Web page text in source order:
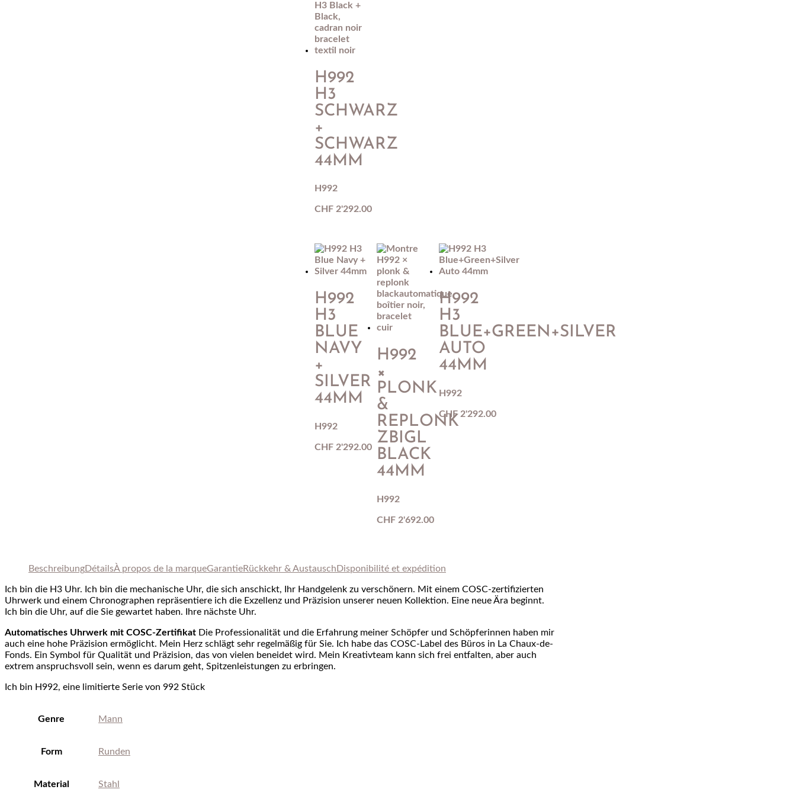
H992
H3
SCHWARZ
+
SCHWARZ
44MM
H992
CHF 2'292.00
H992
H3
BLUE
NAVY
+
SILVER
44MM
H992
CHF 2'292.00
H992
×
PLONK
&
REPLONK
ZBIGL
BLACK
44MM
H992
CHF 2'692.00
H992
H3
BLUE+GREEN+SILVER
AUTO
44MM
H992
CHF2'292.00
BeschreibungDétailsÀ propos de la marqueGarantieRückkehr & Austausch Disponibilité et expédition
Ich bin die H3 Uhr. Ich bin die mechanische Uhr, die sich anschickt, Ihr Handgelenk zu verschönern. Mit einem COSC-zertifizierten
Uhrwerk und einem Chronographen repräsentiere ich die Exzellenz und Präzision unserer neuen Kollektion. Eine neue Ära beginnt.
Ich bin die Uhr, auf die Sie gewartet haben. Ihre nächste Uhr.
Automatisches Uhrwerk mit COSC-Zertifikat Die Professionalität und die Erfahrung meiner Schöpfer und Schöpferinnen haben mir
auch eine hohe Präzision ermöglicht. Mein Herz schlägt sehr regelmäßig für Sie. Ich habe das COSC-Label des Büros in La Chaux-de-
Fonds. Ein Symbol für Qualität und Präzision, das von vielen beneidet wird. Mein Kreativteam kann sich frei entfalten, aber auch
extrem anspruchsvoll sein, wenn es darum geht, Spitzenleistungen zu erbringen.
Ich bin H992, eine limitierte Serie von 992 Stück
Genre Mann
Form Runden
Material Stahl